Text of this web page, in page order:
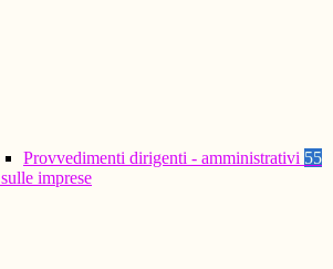
Provvedimenti dirigenti - amministrativi 55
imprese